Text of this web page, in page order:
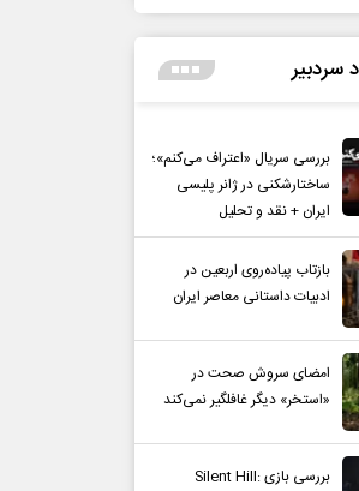
سردبیر
بررسی سریال «اعتراف می‌کنم»؛
ساختارشکنی در ژانر پلیسی
ایران + نقد و تحلیل
بازتاب پیاده‌روی اربعین در
ادبیات داستانی معاصر ایران
امضای سروش صحت در
«استخر» دیگر غافلگیر نمی‌کند
بررسی بازی Silent Hill: